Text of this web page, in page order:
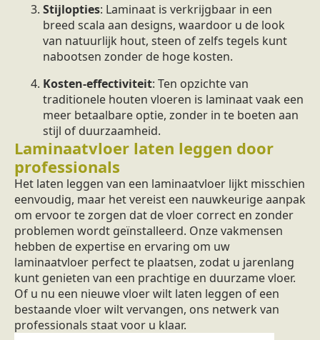
Stijlopties: Laminaat is verkrijgbaar in een
breed scala aan designs, waardoor u de look
van natuurlijk hout, steen of zelfs tegels kunt
nabootsen zonder de hoge kosten.
Kosten-effectiviteit: Ten opzichte van
traditionele houten vloeren is laminaat vaak een
meer betaalbare optie, zonder in te boeten aan
stijl of duurzaamheid.
Laminaatvloer laten leggen door
professionals
Het laten leggen van een laminaatvloer lijkt misschien
eenvoudig, maar het vereist een nauwkeurige aanpak
om ervoor te zorgen dat de vloer correct en zonder
problemen wordt geïnstalleerd. Onze vakmensen
hebben de expertise en ervaring om uw
laminaatvloer perfect te plaatsen, zodat u jarenlang
kunt genieten van een prachtige en duurzame vloer.
Of u nu een nieuwe vloer wilt laten leggen of een
bestaande vloer wilt vervangen, ons netwerk van
professionals staat voor u klaar.